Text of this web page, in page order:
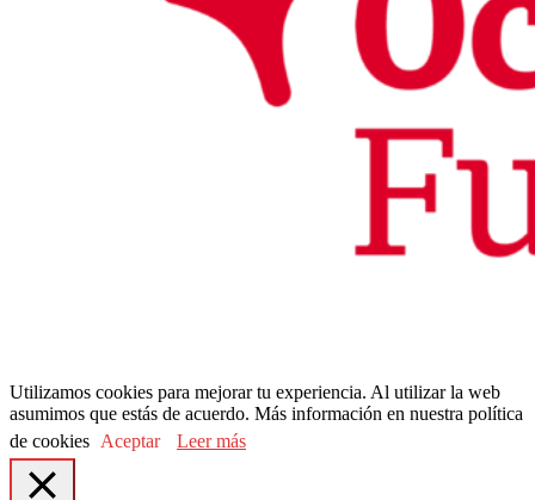
Utilizamos cookies para mejorar tu experiencia. Al utilizar la web
asumimos que estás de acuerdo. Más información en nuestra política
de cookies Aceptar Leer más